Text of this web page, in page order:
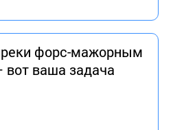
форс-мажорным
вот ваша задача